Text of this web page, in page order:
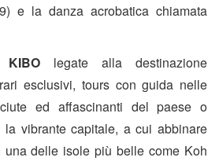
e la danza acrobatica chiamata
KIBO
legate alla destinazione
esclusivi, tours con guida nelle
ed affascinanti del paese o
vibrante capitale, a cui abbinare
una delle isole più belle come Koh